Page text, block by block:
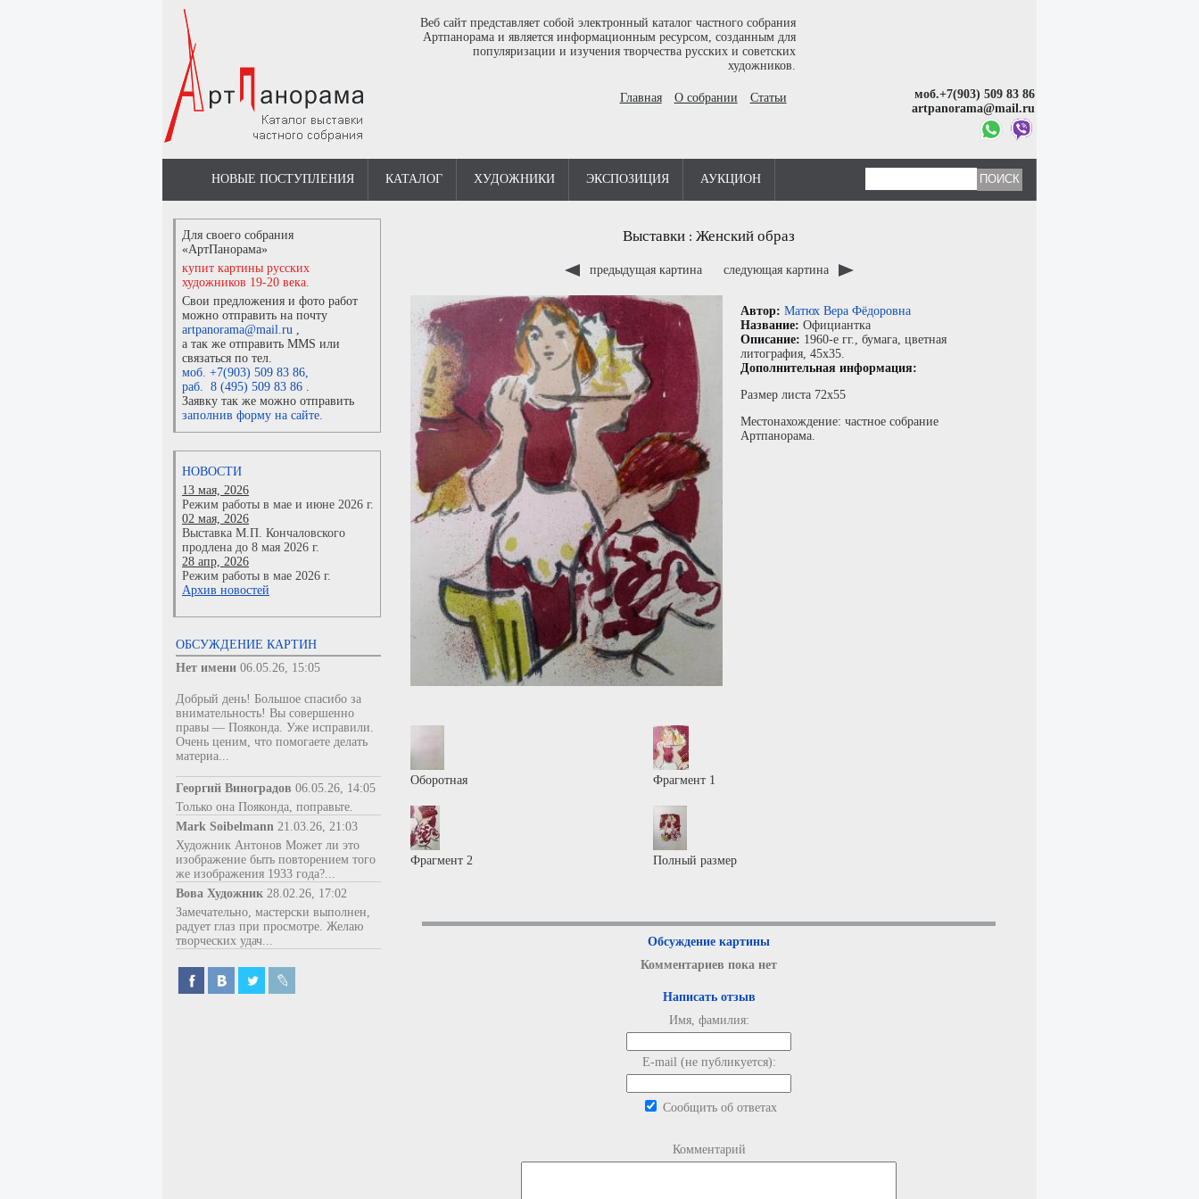
Веб сайт представляет собой электронный каталог частного собрания
Артпанорама и является информационным ресурсом, созданным для
популяризации и изучения творчества русских и советских
художников.
Главная О собрании Статьи
моб.+7(903) 509 83 86
artpanorama@mail.ru
НОВЫЕ ПОСТУПЛЕНИЯ КАТАЛОГ ХУДОЖНИКИ ЭКСПОЗИЦИЯ АУКЦИОН
Для своего собрания
«АртПанорама»
купит картины русских
художников 19-20 века.
Свои предложения и фото работ
можно отправить на почту
artpanorama@mail.ru ,
а так же отправить MMS или
связаться по тел.
моб. +7(903) 509 83 86,
раб. 8 (495) 509 83 86 .
Заявку так же можно отправить
заполнив форму на сайте.
НОВОСТИ
13 мая, 2026
Режим работы в мае и июне 2026 г.
02 мая, 2026
Выставка М.П. Кончаловского
продлена до 8 мая 2026 г.
28 апр, 2026
Режим работы в мае 2026 г.
Архив новостей
ОБСУЖДЕНИЕ КАРТИН
Нет имени 06.05.26, 15:05
Добрый день! Большое спасибо за
внимательность! Вы совершенно
правы — Пояконда. Уже исправили.
Очень ценим, что помогаете делать
материа...
Георгий Виноградов 06.05.26, 14:05
Только она Пояконда, поправьте.
Mark Soibelmann 21.03.26, 21:03
Художник Антонов Может ли это
изображение быть повторением того
же изображения 1933 года?...
Вова Художник 28.02.26, 17:02
Замечательно, мастерски выполнен,
радует глаз при просмотре. Желаю
творческих удач...
Выставки : Женский образ
предыдущая картина следующая картина
Автор: Матюх Вера Фёдоровна
Название: Официантка
Описание: 1960-е гг., бумага, цветная
литография, 45x35.
Дополнительная информация:
Размер листа 72х55
Местонахождение: частное собрание
Артпанорама.
Оборотная Фрагмент 1
Фрагмент 2 Полный размер
Обсуждение картины
Комментариев пока нет
Написать отзыв
Имя, фамилия:
E-mail (не публикуется):
Сообщить об ответах
Комментарий